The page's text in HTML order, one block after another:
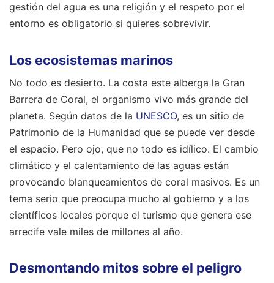
gestión del agua es una religión y el respeto por el
entorno es obligatorio si quieres sobrevivir.
Los ecosistemas marinos
No todo es desierto. La costa este alberga la Gran
Barrera de Coral, el organismo vivo más grande del
planeta. Según datos de la UNESCO, es un sitio de
Patrimonio de la Humanidad que se puede ver desde
el espacio. Pero ojo, que no todo es idílico. El cambio
climático y el calentamiento de las aguas están
provocando blanqueamientos de coral masivos. Es un
tema serio que preocupa mucho al gobierno y a los
científicos locales porque el turismo que genera ese
arrecife vale miles de millones al año.
Desmontando mitos sobre el peligro